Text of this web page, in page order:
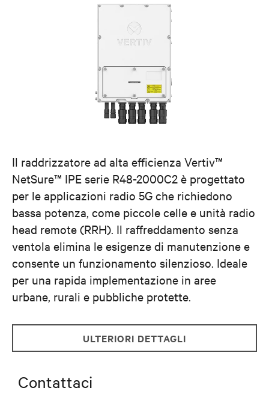
Il raddrizzatore ad alta efficienza Vertiv™
NetSure™ IPE serie R48-2000C2 è progettato
per le applicazioni radio 5G che richiedono
bassa potenza, come piccole celle e unità radio
head remote (RRH). Il raffreddamento senza
ventola elimina le esigenze di manutenzione e
consente un funzionamento silenzioso. Ideale
per una rapida implementazione in aree
urbane, rurali e pubbliche protette.
ULTERIORI DETTAGLI
Contattaci